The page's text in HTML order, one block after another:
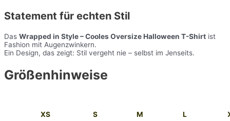
Statement für echten Stil
Das Wrapped in Style – Cooles Oversize Halloween T-Shirt ist
Fashion mit Augenzwinkern.
Ein Design, das zeigt: Stil vergeht nie – selbst im Jenseits.
Größenhinweise
XS S M L